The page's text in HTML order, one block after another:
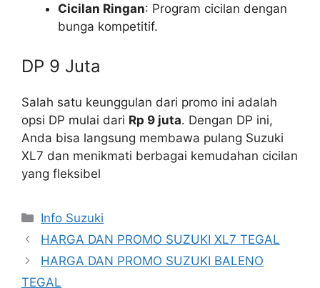
Cicilan Ringan: Program cicilan dengan
bunga kompetitif.
DP 9 Juta
Salah satu keunggulan dari promo ini adalah
opsi DP mulai dari Rp 9 juta. Dengan DP ini,
Anda bisa langsung membawa pulang Suzuki
XL7 dan menikmati berbagai kemudahan cicilan
yang fleksibel
Info Suzuki
HARGA DAN PROMO SUZUKI XL7 TEGAL
HARGA DAN PROMO SUZUKI BALENO
TEGAL